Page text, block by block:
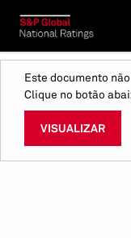
Este documento
Clique no botão
VISUALIZAR